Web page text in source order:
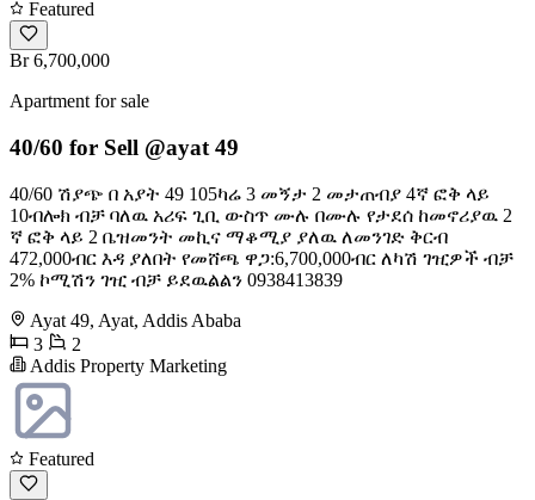
Featured
Br 6,700,000
Apartment for sale
40/60 for Sell @ayat 49
40/60 ሽያጭ በ አያት 49 105ካሬ 3 መኝታ 2 መታጠብያ 4ኛ ፎቅ ላይ
10ብሎክ ብቻ ባለዉ አሪፍ ጊቢ ውስጥ ሙሉ በሙሉ የታደሰ ከመኖሪያዉ 2
ኛ ፎቅ ላይ 2 ቤዝመንት መኪና ማቆሚያ ያለዉ ለመንገድ ቅርብ
472,000ብር እዳ ያለበት የመሸጫ ዋጋ:6,700,000ብር ለካሽ ገዢዎች ብቻ
2% ኮሚሽን ገዢ ብቻ ይደዉልልን 0938413839
Ayat 49, Ayat, Addis Ababa
3
2
Addis Property Marketing
Featured